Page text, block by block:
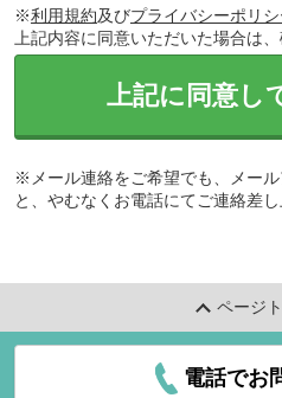
※利用規約及びプライバシーポリシ
上記内容に同意いただいた場合は
上記に同意し
※メール連絡をご希望でも、メー
と、やむなくお電話にてご連絡差
ページ
電話でお